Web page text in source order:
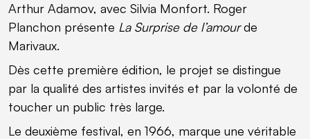
Arthur Adamov, avec Silvia Monfort. Roger
Planchon présente La Surprise de l’amourde
Marivaux.
Dès cette première édition, le projet se distingue
par la qualité des artistes invités et par la volonté de
toucher un public très large.
Le deuxième festival, en 1966, marque une véritable